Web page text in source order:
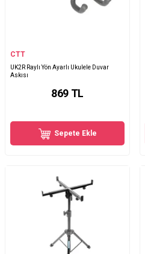
CTT
UK2R Raylı Yön Ayarlı Ukulele Duvar
Askısı
869 TL
Sepete Ekle